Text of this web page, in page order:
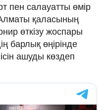
пен салауатты өмір
қаласының
өткізу жоспары
барлық өңірінде
ашуды көздеп